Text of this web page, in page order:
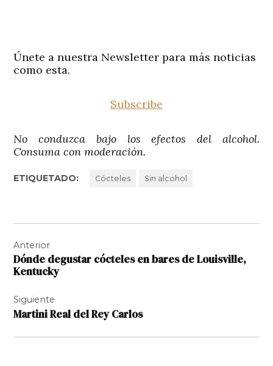
Únete a nuestra Newsletter para más noticias
como esta.
Subscribe
No conduzca bajo los efectos del alcohol.
Consuma con moderación.
ETIQUETADO: Cócteles Sin alcohol
de
entradas
Anterior
Dónde degustar cócteles en bares de Louisville,
Kentucky
Siguiente
Martini Real del Rey Carlos